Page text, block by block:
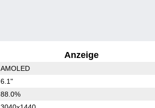
Anzeige
AMOLED
6.1"
88.0%